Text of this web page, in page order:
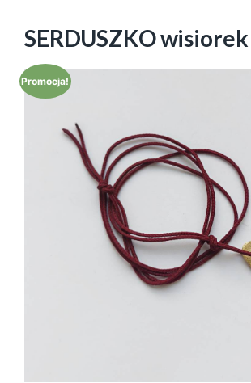
SERDUSZKO wisiorek
Promocja!